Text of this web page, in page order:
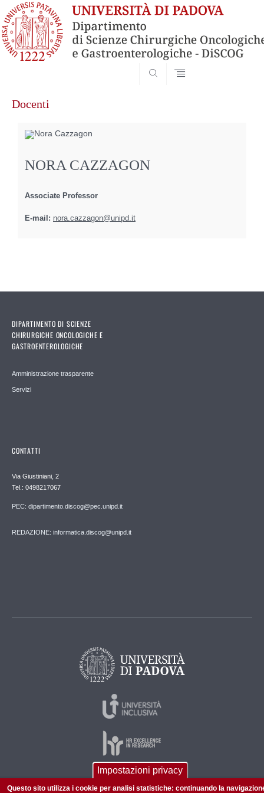
Docenti
NORA CAZZAGON
Associate Professor
E-mail: nora.cazzagon@unipd.it
DIPARTIMENTO DI SCIENZE
CHIRURGICHE ONCOLOGICHE E
GASTROENTEROLOGICHE
Amministrazione trasparente
Servizi
CONTATTI
Via Giustiniani, 2
Tel.: 0498217067
PEC: dipartimento.discog@pec.unipd.it
REDAZIONE: informatica.discog@unipd.it
Impostazioni privacy
Questo sito utilizza i cookie per analisi statistiche: continuando la